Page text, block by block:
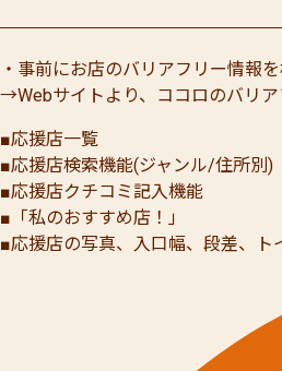
・事前にお店のバリアフリー情報を
→Webサイトより、ココロのバリ
■応援店一覧
■応援店検索機能(ジャンル/住所別)
■応援店クチコミ記入機能
■「私のおすすめ店！」
■応援店の写真、入口幅、段差、ト